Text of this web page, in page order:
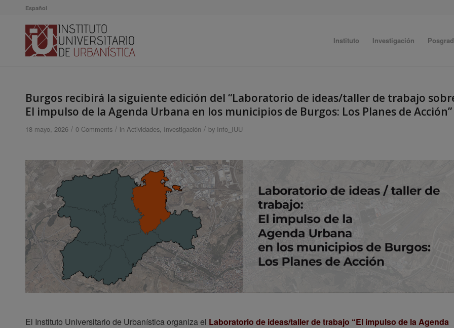
Español
Instituto Investigación
Burgos recibirá la siguiente edición del “Laboratorio de ideas/taller de trabajo
El impulso de la Agenda Urbana en los municipios de Burgos: Los Planes de Acción”
18 mayo, 2026 / 0 Comments / in Actividades, Investigación / by Info_IUU
El Instituto Universitario de Urbanística organiza el Laboratorio de ideas/taller de trabajo “El impulso de la Agenda